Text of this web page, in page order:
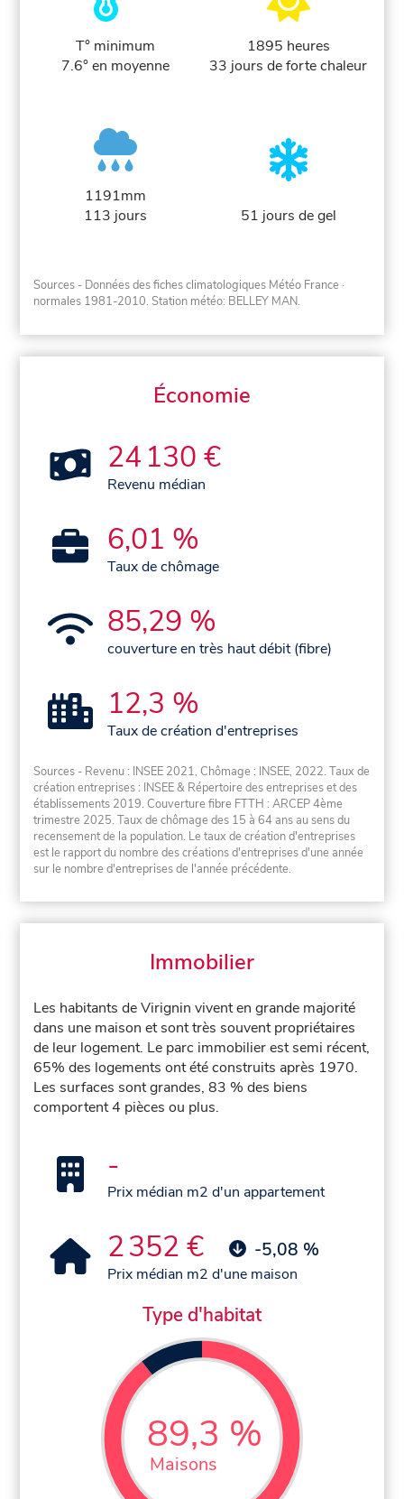
T° minimum
7.6° en moyenne
1895 heures
33 jours de forte chaleur
1191mm
113 jours
51 jours de gel
Sources - Données des fiches climatologiques Météo France ·
normales 1981-2010. Station météo: BELLEY MAN.
Économie
24 130 €
Revenu médian
6,01 %
Taux de chômage
85,29 %
couverture en très haut débit (fibre)
12,3 %
Taux de création d'entreprises
Sources - Revenu : INSEE 2021, Chômage : INSEE, 2022. Taux de
création entreprises : INSEE & Répertoire des entreprises et des
établissements 2019. Couverture fibre FTTH : ARCEP 4ème
trimestre 2025. Taux de chômage des 15 à 64 ans au sens du
recensement de la population. Le taux de création d'entreprises
est le rapport du nombre des créations d'entreprises d'une année
sur le nombre d'entreprises de l'année précédente.
Immobilier
Les habitants de Virignin vivent en grande majorité
dans une maison et sont très souvent propriétaires
de leur logement. Le parc immobilier est semi récent,
65% des logements ont été construits après 1970.
Les surfaces sont grandes, 83 % des biens
comportent 4 pièces ou plus.
-
Prix médian m2 d'un appartement
2 352 € -5,08 %
Prix médian m2 d'une maison
Type d'habitat
89,3 %
Maisons